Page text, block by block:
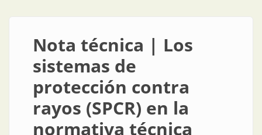
Nota técnica | Los
sistemas de
protección contra
rayos (SPCR) en la
normativa técnica